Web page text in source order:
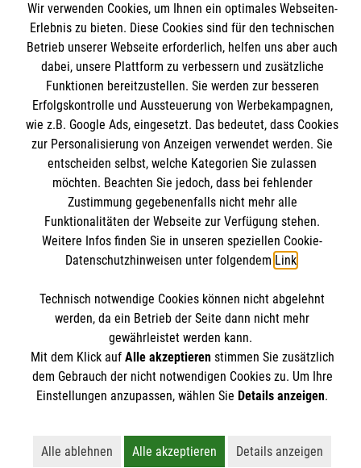
Angebote
Mitmachen
Wir Malteser
Informationen
Kontakt
Impressum
Datenschutz
Barrierefreiheit
Malteser online
Malteserorden
Malteser Jugend
Malteser International
Sharepoint
Spendenkonto
Empfänger: Malteser Hilfsdienst e.V.
IBAN: DE103 7060 120 120 120 0001 2
BIC: GENODED 1PA7
Soziale Netzwerke
Der Malteser Hilfsdienst e.V. ist als eingetragene
gemeinnützige Organisation von der Körperschaft- und
Wir verwenden Cookies, um Ihnen ein optimales Webseiten-
Erlebnis zu bieten. Diese Cookies sind für den technischen
Betrieb unserer Webseite erforderlich, helfen uns aber auch
dabei, unsere Plattform zu verbessern und zusätzliche
Funktionen bereitzustellen. Sie werden zur besseren
Erfolgskontrolle und Aussteuerung von Werbekampagnen,
wie z.B. Google Ads, eingesetzt. Das bedeutet, dass Cookies
zur Personalisierung von Anzeigen verwendet werden. Sie
entscheiden selbst, welche Kategorien Sie zulassen
möchten. Beachten Sie jedoch, dass bei fehlender
Zustimmung gegebenenfalls nicht mehr alle
Funktionalitäten der Webseite zur Verfügung stehen.
Weitere Infos finden Sie in unseren speziellen Cookie-
Datenschutzhinweisen unter folgendem Link.
Technisch notwendige Cookies können nicht abgelehnt
werden, da ein Betrieb der Seite dann nicht mehr
gewährleistet werden kann.
Mit dem Klick auf Alle akzeptierenstimmen Sie zusätzlich
dem Gebrauch der nicht notwendigen Cookies zu. Um Ihre
Einstellungen anzupassen, wählen Sie Details anzeigen.
Alle ablehnen
Alle akzeptieren
Details anzeigen